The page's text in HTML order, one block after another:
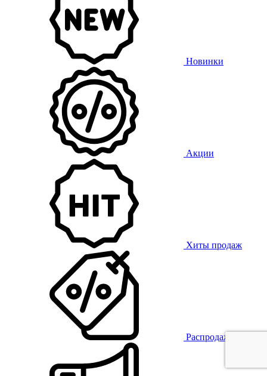
Новинки
Акции
Хиты продаж
Распродажа